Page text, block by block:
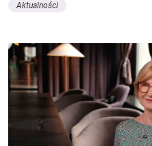
Aktualności